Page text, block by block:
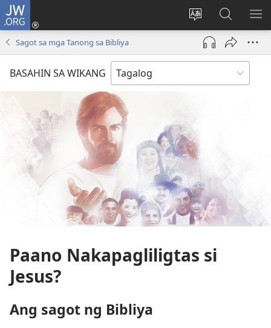
JW.ORG
Baguhin
ang
wika
ng
Mag-
log
bubukas
sa
JW.ORG
Sagot sa mga Tanong sa Bibliya
BASAHIN SA WIKANG
Paano Nakapagliligtas si
Jesus?
Ang sagot ng Bibliya